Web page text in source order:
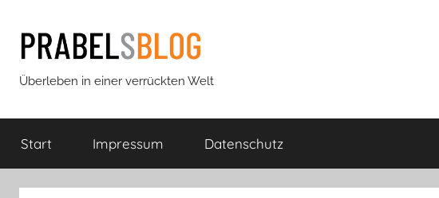
Inhalt
springen
Prabels
Blog
Überleben in einer verrückten Welt
Start Impressum Datenschutz